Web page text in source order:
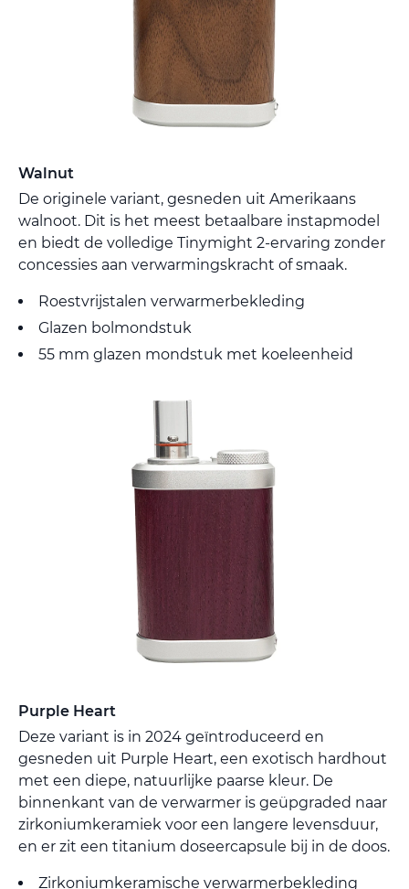
Walnut
De originele variant, gesneden uit Amerikaans
walnoot. Dit is het meest betaalbare instapmodel
en biedt de volledige Tinymight 2-ervaring zonder
concessies aan verwarmingskracht of smaak.
Roestvrijstalen verwarmerbekleding
Glazen bolmondstuk
55 mm glazen mondstuk met koeleenheid
Purple Heart
Deze variant is in 2024 geïntroduceerd en
gesneden uit Purple Heart, een exotisch hardhout
met een diepe, natuurlijke paarse kleur. De
binnenkant van de verwarmer is geüpgraded naar
zirkoniumkeramiek voor een langere levensduur,
en er zit een titanium doseercapsule bij in de doos.
Zirkoniumkeramische verwarmerbekleding